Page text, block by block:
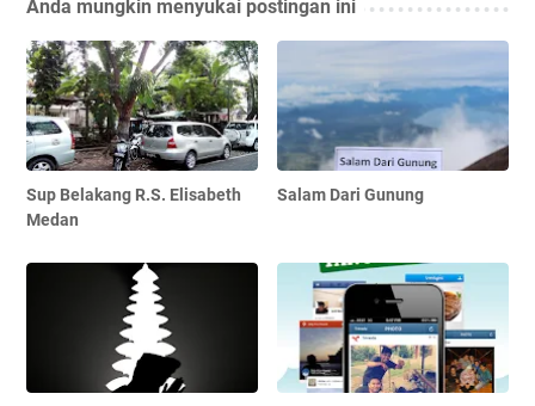
Anda mungkin menyukai postingan ini
Sup Belakang R.S. Elisabeth
Medan
Salam Dari Gunung